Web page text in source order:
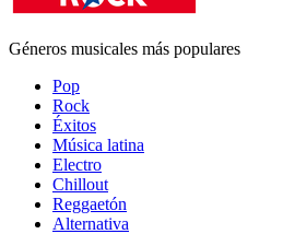
Géneros musicales más populares
Pop
Rock
Éxitos
Música latina
Electro
Chillout
Reggaetón
Alternativa